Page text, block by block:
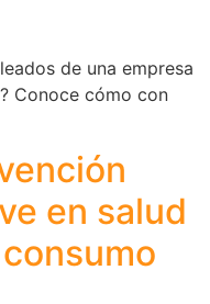
de una empresa
Conoce cómo con
en salud